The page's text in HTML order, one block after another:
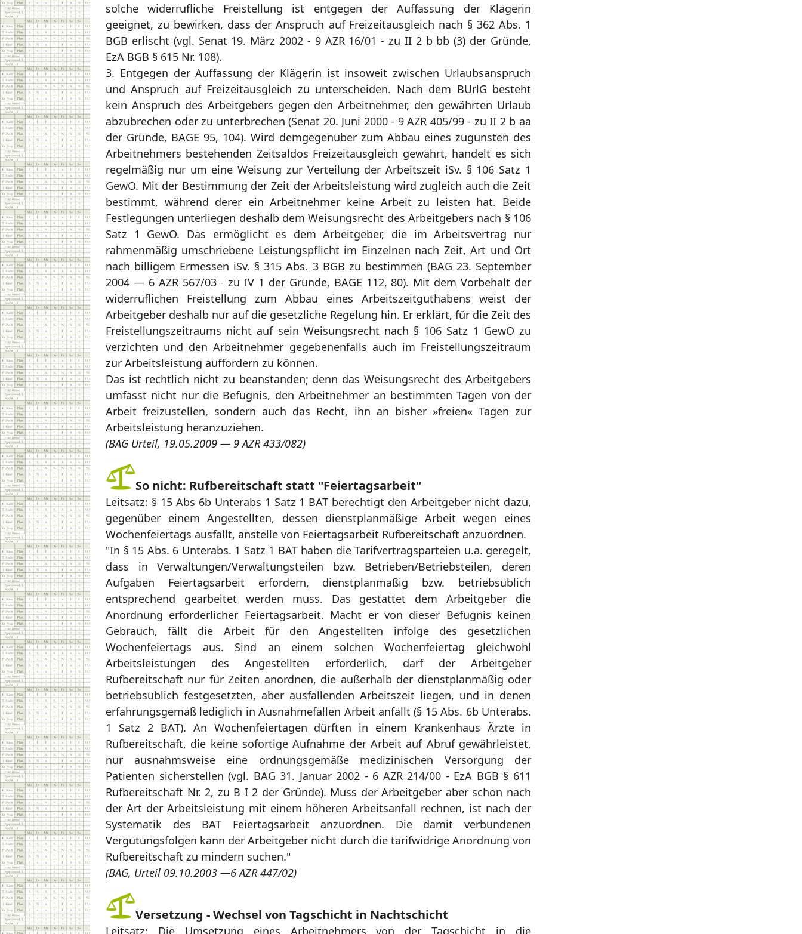
solche widerrufliche Freistellung ist entgegen der Auffassung der Klägerin
geeignet, zu bewirken, dass der Anspruch auf Freizeitausgleich nach § 362 Abs. 1
BGB erlischt (vgl. Senat 19. März 2002 - 9 AZR 16/01 - zu II 2 b bb (3) der Gründe,
EzA BGB § 615 Nr. 108).
3. Entgegen der Auffassung der Klägerin ist insoweit zwischen Urlaubsanspruch
und Anspruch auf Freizeitausgleich zu unterscheiden. Nach dem BUrlG besteht
kein Anspruch des Arbeitgebers gegen den Arbeitnehmer, den gewährten Urlaub
abzubrechen oder zu unterbrechen (Senat 20. Juni 2000 - 9 AZR 405/99 - zu II 2 b aa
der Gründe, BAGE 95, 104). Wird demgegenüber zum Abbau eines zugunsten des
Arbeitnehmers bestehenden Zeitsaldos Freizeitausgleich gewährt, handelt es sich
regelmäßig nur um eine Weisung zur Verteilung der Arbeitszeit iSv. § 106 Satz 1
GewO. Mit der Bestimmung der Zeit der Arbeitsleistung wird zugleich auch die Zeit
bestimmt, während derer ein Arbeitnehmer keine Arbeit zu leisten hat. Beide
Festlegungen unterliegen deshalb dem Weisungsrecht des Arbeitgebers nach § 106
Satz 1 GewO. Das ermöglicht es dem Arbeitgeber, die im Arbeitsvertrag nur
rahmenmäßig umschriebene Leistungspflicht im Einzelnen nach Zeit, Art und Ort
nach billigem Ermessen iSv. § 315 Abs. 3 BGB zu bestimmen (BAG 23. September
2004 — 6 AZR 567/03 - zu IV 1 der Gründe, BAGE 112, 80). Mit dem Vorbehalt der
widerruflichen Freistellung zum Abbau eines Arbeitszeitguthabens weist der
Arbeitgeber deshalb nur auf die gesetzliche Regelung hin. Er erklärt, für die Zeit des
Freistellungszeitraums nicht auf sein Weisungsrecht nach § 106 Satz 1 GewO zu
verzichten und den Arbeitnehmer gegebenenfalls auch im Freistellungszeitraum
zur Arbeitsleistung auffordern zu können.
Das ist rechtlich nicht zu beanstanden; denn das Weisungsrecht des Arbeitgebers
umfasst nicht nur die Befugnis, den Arbeitnehmer an bestimmten Tagen von der
Arbeit freizustellen, sondern auch das Recht, ihn an bisher »freien« Tagen zur
Arbeitsleistung heranzuziehen.
(BAG Urteil, 19.05.2009 — 9 AZR 433/082)
So nicht: Rufbereitschaft statt "Feiertagsarbeit"
Leitsatz: § 15 Abs 6b Unterabs 1 Satz 1 BAT berechtigt den Arbeitgeber nicht dazu,
gegenüber einem Angestellten, dessen dienstplanmäßige Arbeit wegen eines
Wochenfeiertags ausfällt, anstelle von Feiertagsarbeit Rufbereitschaft anzuordnen.
"In § 15 Abs. 6 Unterabs. 1 Satz 1 BAT haben die Tarifvertragsparteien u.a. geregelt,
dass in Verwaltungen/Verwaltungsteilen bzw. Betrieben/Betriebsteilen, deren
Aufgaben Feiertagsarbeit erfordern, dienstplanmäßig bzw. betriebsüblich
entsprechend gearbeitet werden muss. Das gestattet dem Arbeitgeber die
Anordnung erforderlicher Feiertagsarbeit. Macht er von dieser Befugnis keinen
Gebrauch, fällt die Arbeit für den Angestellten infolge des gesetzlichen
Wochenfeiertags aus. Sind an einem solchen Wochenfeiertag gleichwohl
Arbeitsleistungen des Angestellten erforderlich, darf der Arbeitgeber
Rufbereitschaft nur für Zeiten anordnen, die außerhalb der dienstplanmäßig oder
betriebsüblich festgesetzten, aber ausfallenden Arbeitszeit liegen, und in denen
erfahrungsgemäß lediglich in Ausnahmefällen Arbeit anfällt (§ 15 Abs. 6b Unterabs.
1 Satz 2 BAT). An Wochenfeiertagen dürften in einem Krankenhaus Ärzte in
Rufbereitschaft, die keine sofortige Aufnahme der Arbeit auf Abruf gewährleistet,
nur ausnahmsweise eine ordnungsgemäße medizinischen Versorgung der
Patienten sicherstellen (vgl. BAG 31. Januar 2002 - 6 AZR 214/00 - EzA BGB § 611
Rufbereitschaft Nr. 2, zu B I 2 der Gründe). Muss der Arbeitgeber aber schon nach
der Art der Arbeitsleistung mit einem höheren Arbeitsanfall rechnen, ist nach der
Systematik des BAT Feiertagsarbeit anzuordnen. Die damit verbundenen
Vergütungsfolgen kann der Arbeitgeber nicht durch die tarifwidrige Anordnung von
Rufbereitschaft zu mindern suchen."
(BAG, Urteil 09.10.2003 —6 AZR 447/02)
Versetzung - Wechsel von Tagschicht in Nachtschicht
Leitsatz: Die Umsetzung eines Arbeitnehmers von der Tagschicht in die